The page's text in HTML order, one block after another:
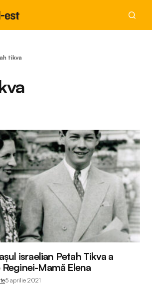
tikva
israelian Petah Tikva a
Mamă Elena
5 aprilie 2021